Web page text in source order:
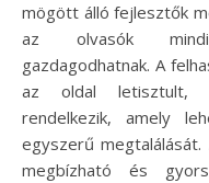
mögött álló fejlesztők
az olvasók
gazdagodhatnak. A
az oldal letisztult,
rendelkezik, amely
egyszerű
megbízható és